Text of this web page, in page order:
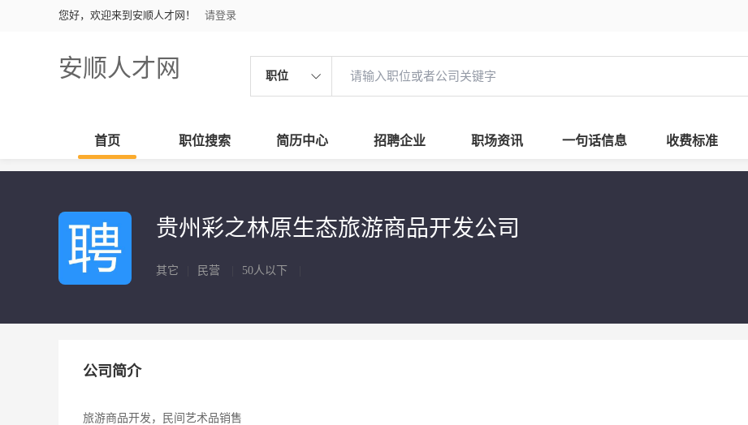
您好，欢迎来到安顺人才网！ 请登录
安顺人才网 职位
首页 职位搜索 简历中心 招聘企业 职场资讯 一句话信息 收费标准
贵州彩之林原生态旅游商品开发公司
其它 民营 50人以下
公司简介
旅游商品开发，民间艺术品销售